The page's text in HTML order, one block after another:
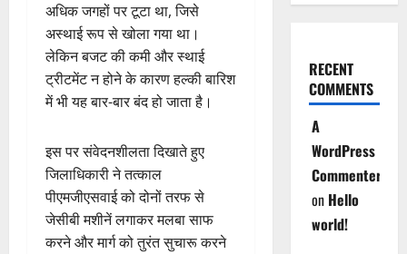
अधिक जगहों पर टूटा था, जिसे
अस्थाई रूप से खोला गया था।
लेकिन बजट की कमी और स्थाई
ट्रीटमेंट न होने के कारण हल्की बारिश
में भी यह बार-बार बंद हो जाता है।
इस पर संवेदनशीलता दिखाते हुए
जिलाधिकारी ने तत्काल
पीएमजीएसवाई को दोनों तरफ से
जेसीबी मशीनें लगाकर मलबा साफ
करने और मार्ग को तुरंत सुचारू करने
RECENT
COMMENTS
A
WordPress
Commenter
on Hello
world!